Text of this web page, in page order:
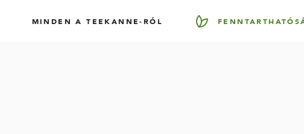
MINDEN A TEEKANNE-RÓL